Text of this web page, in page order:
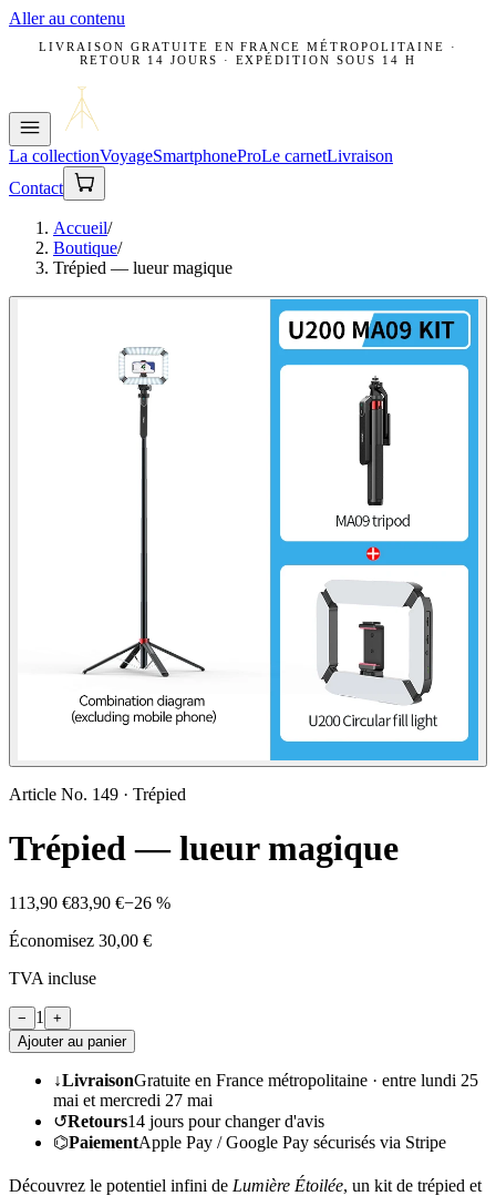
Aller au contenu
LIVRAISON GRATUITE EN FRANCE MÉTROPOLITAINE ·
RETOUR 14 JOURS · EXPÉDITION SOUS 14 H
La collectionVoyageSmartphoneProLe carnetLivraison
Contact
Accueil/
Boutique/
Trépied — lueur magique
Article No. 149 · Trépied
Trépied — lueur magique
113,90 €83,90 €−26 %
Économisez 30,00 €
TVA incluse
− 1
+
Ajouter au panier
↓LivraisonGratuite en France métropolitaine · entre lundi 25
mai et mercredi 27 mai
↺Retours14 jours pour changer d'avis
⌬PaiementApple Pay / Google Pay sécurisés via Stripe
Découvrez le potentiel infini de Lumière Étoilée, un kit de trépied et